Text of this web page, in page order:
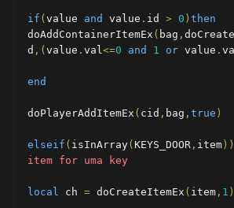
if ( value and value . id > 0 ) then
doAddContainerItemEx ( bag ,
d ,( value . val<=0 and 1 or value .
end
doPlayerAddItemEx ( cid , bag , true )
elseif ( isInArray( KEYS_DOOR , item ))
item for uma key
local ch = doCreateItemEx ( item , 1 )